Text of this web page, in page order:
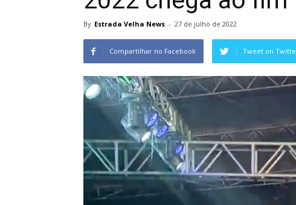
By Estrada Velha News - 27 de julho de 2022
Compartilhar no Facebook Tweet on